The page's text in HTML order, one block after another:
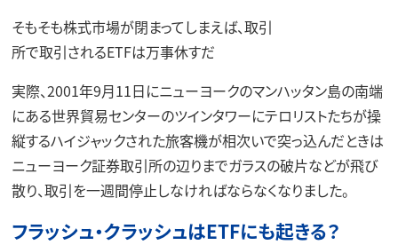
そもそも株式市場が閉まってしまえば、取引
所で取引されるETFは万事休すだ
実際、2001年9月11日にニューヨークのマンハッタン島の南端
にある世界貿易センターのツインタワーにテロリストたちが操
縦するハイジャックされた旅客機が相次いで突っ込んだときは
ニューヨーク証券取引所の辺りまでガラスの破片などが飛び
散り、取引を一週間停止しなければならなくなりました。
フラッシュ・クラッシュはETFにも起きる？